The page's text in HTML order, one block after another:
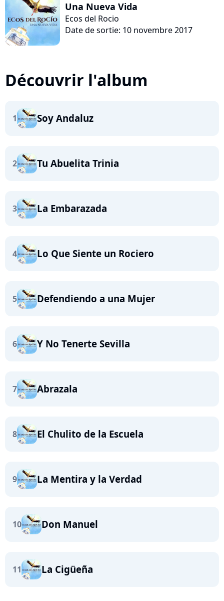
Una Nueva Vida
Ecos del Rocio
Date de sortie: 10 novembre 2017
Découvrir l'album
1 Soy Andaluz
2 Tu Abuelita Trinia
3 La Embarazada
4 Lo Que Siente un Rociero
5 Defendiendo a una Mujer
6 Y No Tenerte Sevilla
7 Abrazala
8 El Chulito de la Escuela
9 La Mentira y la Verdad
10 Don Manuel
11 La Cigüeña